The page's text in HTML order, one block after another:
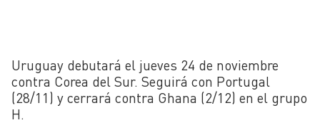
Uruguay debutará el jueves 24 de noviembre
contra Corea del Sur. Seguirá con Portugal
(28/11) y cerrará contra Ghana (2/12) en el grupo
H.